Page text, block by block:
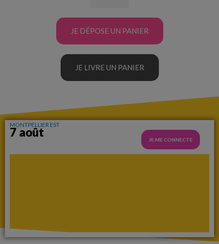
JE DÉPOSE UN PANIER
JE LIVRE UN PANIER
MONTPELLIER EST
7 août
JE ME CONNECTE